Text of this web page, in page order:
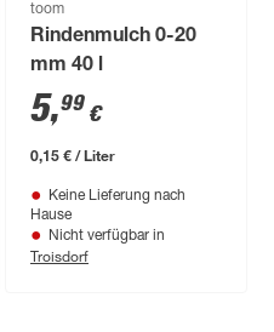
toom
Rindenmulch 0-20
mm 40 l
5,99 €
0,15 € / Liter
Keine Lieferung nach
Hause
Nicht verfügbar in
Troisdorf